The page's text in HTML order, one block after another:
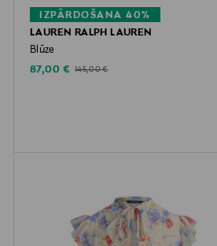
IZPĀRDOŠANA 40%
LAUREN RALPH LAUREN
Blūze
Discounted Price
87,00 € Original Price
145,00 €